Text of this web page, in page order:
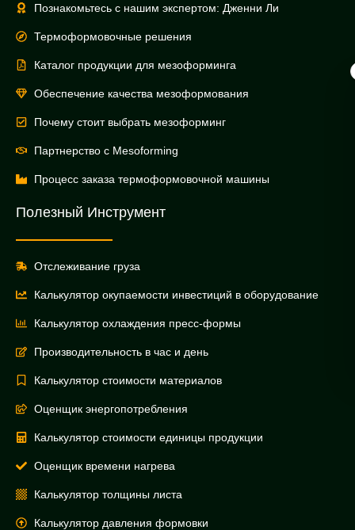
Познакомьтесь с нашим экспертом: Дженни Ли
Термоформовочные решения
Каталог продукции для мезоформинга
Обеспечение качества мезоформования
Почему стоит выбрать мезоформинг
Партнерство с Mesoforming
Процесс заказа термоформовочной машины
Полезный Инструмент
Отслеживание груза
Калькулятор окупаемости инвестиций в оборудование
Калькулятор охлаждения пресс-формы
Производительность в час и день
Калькулятор стоимости материалов
Оценщик энергопотребления
Калькулятор стоимости единицы продукции
Оценщик времени нагрева
Калькулятор толщины листа
Калькулятор давления формовки